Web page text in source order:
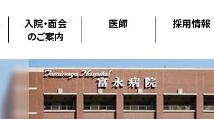
入院・面会
のご案内
医師 採用情報